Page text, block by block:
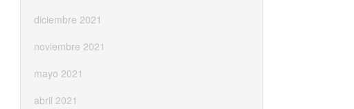
diciembre 2021
noviembre 2021
mayo 2021
abril 2021